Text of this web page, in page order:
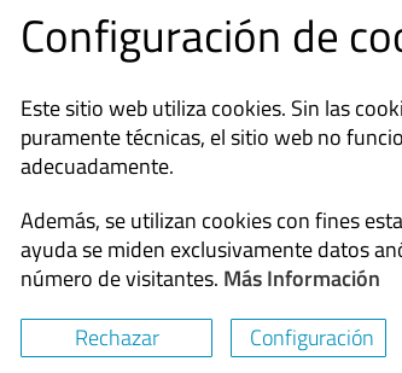
Configuración de
Este sitio web utiliza cookies. Sin las
puramente técnicas, el sitio web no
adecuadamente.
Además, se utilizan cookies con fines
ayuda se miden exclusivamente datos
número de visitantes. Más Información
Rechazar
Configuración
fresas, frambuesas,